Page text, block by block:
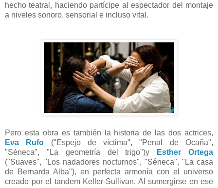
hecho teatral, haciendo partícipe al espectador del montaje
a niveles sonoro, sensorial e incluso vital.
Pero esta obra es también la historia de las dos actrices,
Eva Rufo ("Espejo de víctima", "Penal de Ocaña",
"Séneca", "La geometría del trigo")y
Esther Ortega
("Suaves", "Los nadadores nocturnos", "Séneca", "La casa
de Bernarda Alba"), en perfecta armonía con el universo
creado por el tandem Keller-Sullivan. Al sumergirse en ese